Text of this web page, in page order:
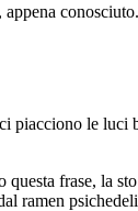
, appena
piacciono le luci
questa frase, la
ramen